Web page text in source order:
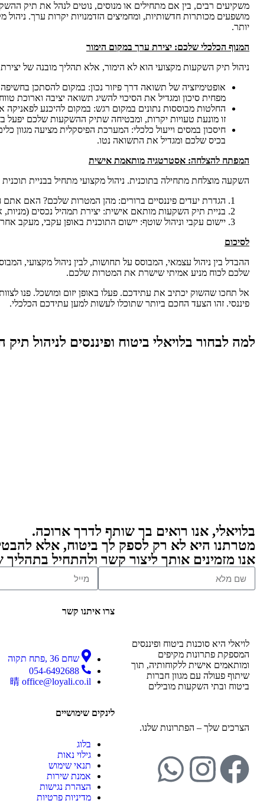
משקיעים רבים, בין אם מתחילים או מנוסים, נוטים לנהל את תיק
מושפעים מכותרות חדשותיות, ומחמיצים הזדמנויות יקרות ערך.
יותר.
המנוף הכלכלי שלכם: יצירת ערך במקום הימור
ניהול תיק השקעות מקצועי הוא לא הימור, אלא תהליך מובנה של
אופטימיזציה של תשואה דרך פיזור נכון: במקום להסתכן
מפחית סיכון ומגדיל את הסיכוי להשיג תשואה יציבה וארוכת
החלטות מבוססות נתונים במקום רגש: במקום להיכנע
זו מונעת טעויות יקרות, ומבטיחה שתיק ההשקעות שלכם יפעל
חיסכון במסים וייעול כלכלי: המערכת הפיסקלית מציעה מגוון
בכיס שלכם ומגדיל את התשואה נטו.
המפתח להצלחה: אסטרטגיה מותאמת אישית
השקעה מוצלחת מתחילה בתוכנית. ניהול מקצועי מתחיל בבניית
הגדרת יעדים פיננסיים ברורים: מהן המטרות שלכם? האם אתם
בניית תיק השקעות מותאם אישית: יצירת תמהיל נכסים
יישום עקבי וניהול שוטף: יישום התוכנית באופן עקבי, מעקב
לסיכום
ההבדל בין ניהול עצמאי, המבוסס על תחושות, לבין ניהול מקצועי,
שלכם לכוח מניע אמיתי שישרת את המטרות שלכם.
אל תחכו שהשוק יכתיב את עתידכם. פעלו באופן יזום ומושכל. פנו
פיננסי. זהו הצעד החכם ביותר שתוכלו לעשות למען עתידכם הכלכלי.
למה לבחור בלויאלי ביטוח ופיננסים לניהול
בלויאלי, אנו רואים בך שותף לדרך ארוכה.
מטרתנו היא לא רק לספק לך ביטוח, אלא
אנו מזמינים אותך ליצור קשר ולהתחיל
לויאלי היא סוכנות ביטוח ופיננסים
המספקת פתרונות מקיפים
ומותאמים אישית ללקוחותיה, תוך
שיתוף פעולה עם מגוון חברות
ביטוח ובתי השקעות מובילים
הצרכים שלך – הפתרונות שלנו.
צרו איתנו קשר
שחם 36 ,פתח תקוה
054-6492688
office@loyali.co.il
לינקים שימושיים
בלוג
גילוי נאות
תנאי שימוש
אמנת שירות
הצהרת נגישות
מדיניות פרטיות